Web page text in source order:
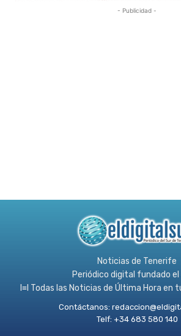
- Publicidad -
Noticias de Tenerife
Periódico digital fundado
l≡l Todas las Noticias de Última Hora en
Contáctanos:
Telf: +34 683 580 140